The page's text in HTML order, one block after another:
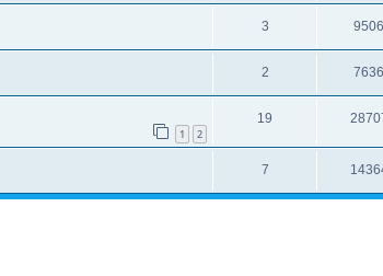
3 9506
2 7636
1 2
19
7